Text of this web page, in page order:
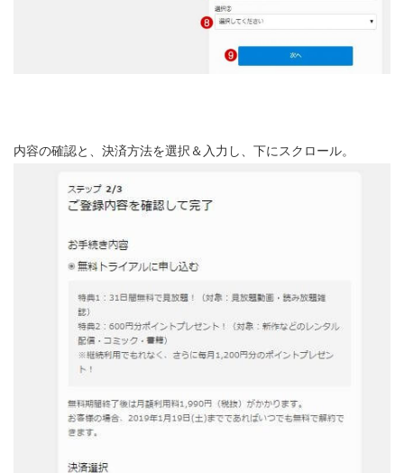
内容の確認と、決済方法を選択＆入力し、下にスクロール。